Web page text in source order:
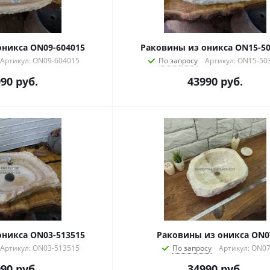
ON09-604015
Артикул: ON09-604015
руб.
Раковины из оникса ON15-
По запросу Артикул: ON15-
43990 руб.
ON03-513515
Артикул: ON03-513515
Раковины из оникса
По запросу Артикул: ON07